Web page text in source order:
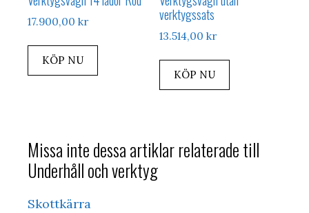
17.900,00 kr
KÖP NU
verktygssats
13.514,00kr
KÖP NU
Missa inte dessa artiklar relaterade till
Underhåll och verktyg
Skottkärra